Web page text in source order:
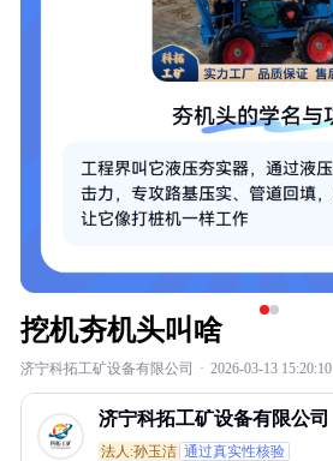
挖机夯机头叫啥
济宁科拓工矿设备有限公司 · 2026-03-13 15:20:10
济宁科拓工矿设备有限公司
法人:孙玉洁 通过真实性核验